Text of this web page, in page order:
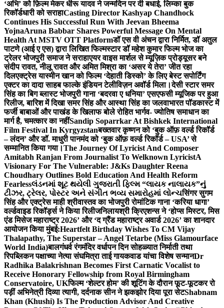
‘अभि’ को फ़िल्म मेकर धीरू यादव ने जन्मदिन पर दी बधाई, लिम्का बुक
रिकॉर्डधारी को सराहाCasting Director Kashyap Chandhock
Continues His Successful Run With Jeevan Bheema
YojnaAruna Babbar Shares Powerful Message On Mental
Health At MSTV OTT Platformडॉ एस वी अंचन द्वारा निर्मित, डॉ अतुल
पाटणे (आई ए एस) द्वारा लिखित फिल्मस्टार डॉ महेश कुमार फिल्म भोज का
ट्रेलर भोजपुरी समाज ने सराहाएयर वाइस मार्शल से म्यूज़िक प्रोड्यूसर बने
संदीप रावत, नीलू रावत और अमित मिश्रा का ‘असर ये तेरा’ जीत रहा
दिलएक्ट्रेस यास्मीन खान को फिल्म ‘देहाती डिस्को’ के लिए बेस्ट सपोर्टिंग
एक्टर का दादा साहब फाल्के इंडियन टेलीविज़न अवॉर्ड मिला।देसी स्टार समर
सिंह का बिग ब्लास्ट भोजपुरी गाना ‘बदरवा ए धनिया’ एसएफसी म्यूजिक पर हुआ
रिलीज, बारिश में दिखा समर सिंह और आस्था सिंह का जलवाभारत पॉडकास्ट में
फर्जी बाबाओं और पाखंड के खिलाफ बोले रोहित भार्गव- ज्योतिष समाधान का
मार्ग है, चमत्कार का नहींSandip Soparrkar At Bishkek International
Film Festival In Kyrgyzstanबख्तवार कृष्णन को ‘बुक ऑफ़ वर्ल्ड रिकॉर्ड
– लंदन’ और डॉ. माधुरी पानमंद को ‘बुक ऑफ़ वर्ल्ड रिकॉर्ड – USA’ से
सम्मानित किया गया।The Journey Of Lyricist And Composer
Amitabh Ranjan From Journalist To Welknown LyricistA
Visionary For The Vulnerable: J&Ks Daughter Reena
Choudhary Outlines Bold Education And Health Reform
Fearlessલંડનમાં શૂટ થયેલી ગુજરાતી ફિલ્મ “લાયક નાલાયક”નું
ટીઝર, ટ્રેલર, પોસ્ટર અને સંગીત ભવ્ય સમારોહમાં લોન્ચसिंगर सुगम
सिंह और एक्ट्रेस माही श्रीवास्तव का भोजपुरी रोमांटिक गाना ‘करिया धागा’
वर्ल्डवाइड रिकॉर्ड्स ने किया रिलीजनिलायश्री क्रिएशन्स ने ‘होप्स मिस्टर, मिस
एंड मिसेज महाराष्ट्र 2026’ और ‘द ग्रैंड महाराष्ट्र अवार्ड 2026’ का शानदार
आयोजन किया मुंबई:Heartfelt Birthday Wishes To CM Vijay
Thalapathy, The Superstar – Angel Tetarbe (Miss Glamourface
World India)बालगंधर्व रंगमंदिर वर्धापन दिन सोहळ्यात निर्माती तथा
रिपब्लिकन पक्षाच्या नेत्या संघमित्रा ताई गायकवाड यांचा विशेष सन्मानDr
Radhika Balakrishnan Becomes First Carnatic Vocalist to
Receive Honorary Fellowship from Royal Birmingham
Conservatoire, UKफिल्म ‘शेल्टर होम’ की शूटिंग के दौरान फूट-फूटकर रो
पड़ीं अभिनेत्री दिव्या त्यागी, दर्दनाक सीन ने झकझोर दिया पूरा सेटShabnam
Khan (Khushi) Is The Production Advisor And Creative